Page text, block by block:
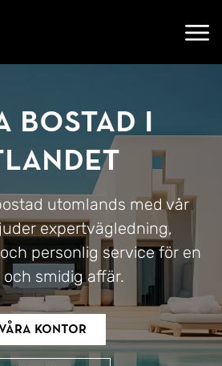
bostad i
utomlands med vår
expertvägledning,
personlig service för en
smidig affär.
kontor